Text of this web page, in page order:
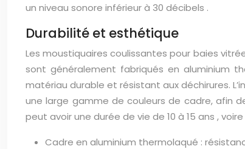
un niveau sonore inférieur à 30 décibels .
Durabilité et esthétique
Les moustiquaires coulissantes pour baies
sont généralement fabriqués en aluminium
matériau durable et résistant aux déchirures.
une large gamme de couleurs de cadre, afin
peut avoir une durée de vie de 10 à 15 ans ,
Cadre en aluminium thermolaqué :